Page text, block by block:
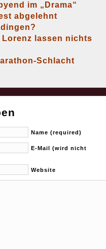
im „Drama“
abgelehnt
lassen nichts
Schlacht
Name (required)
E-Mail (wird nicht
Website